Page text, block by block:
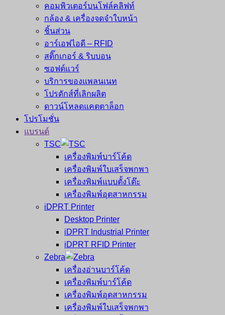
คอมพิวเตอร์บนโฟล์คลิฟท์
กล้อง & เครื่องจดจำใบหน้า
ชิ้นส่วน
อาร์เอฟไอดี – RFID
สติ๊กเกอร์ & ริบบอน
ซอฟต์แวร์
บริการของแพลนเนท
โปรดักส์ที่เลิกผลิต
ดาวน์โหลดแคตตาล็อก
โปรโมชั่น
แบรนด์
TSC
เครื่องพิมพ์บาร์โค้ด
เครื่องพิมพ์ใบเสร็จพกพา
เครื่องพิมพ์แบบตั้งโต๊ะ
เครื่องพิมพ์อุตสาหกรรม
iDPRT Printer
Desktop Printer
iDPRT Industrial Printer
iDPRT RFID Printer
Zebra
เครื่องอ่านบาร์โค้ด
เครื่องพิมพ์บาร์โค้ด
เครื่องพิมพ์อุตสาหกรรม
เครื่องพิมพ์ใบเสร็จพกพา